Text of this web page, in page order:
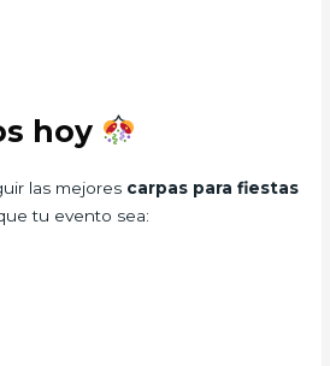
hoy
las mejores carpas para fiestas
tu evento sea: